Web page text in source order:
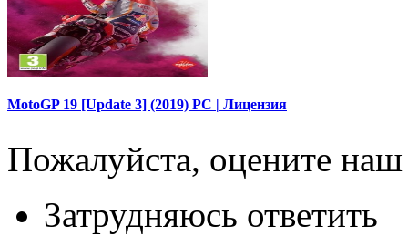
MotoGP 19 [Update 3] (2019) PC | Лицензия
Пожалуйста, оцените наш
Затрудняюсь ответить